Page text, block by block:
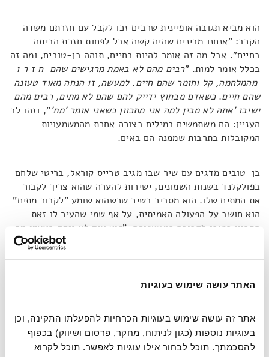
האתר עושה שימוש בעוגיות
הוא מביא תגובה אופיינית שרבים זכו לקבל עם חזרתם משדה
הקרב: "אנחנו מבינים שהיה קשה אבל לפחות חזרת הביתה
בחיים". אבל מה זה אומר להיות בחיים, תוהה בן-טובים, ומה זה
בכלל אומר למות. "רבים מהם לא באמת מרגישים שהם ח ז ר ו
מהמלחמה, קל וחומר שהם חיים. למעשה, זו הנחה מאוד טעונה
שהם חיים.כשאדם מבחוץ ידייק להם שהם לא מתים, רבים מהם
ישיבו 'אתה לא מבין למה אני מתכוון כשאני אומר 'מת'", וזהו לב
העניין: הם משתמשים במילים בצורה אחרת מהמשמעויות
המקובלות בתרבות שממנה הם באים.
בן-טובים מדגים עם שיר שבו מגיב טרייס קוראל, בריטי שלחם
בפולקלנד בשנות השמונים, ישירות להערה שהוא צריך לקבור
את המתים שלו. הוא מסביר בשיר שכשהוא שומע "לקבור מתים"
הוא חושב על הפעולה האמיתית, על אף שמי שהעיר לו זאת
התכוון כמובן לקבורה כמטאפורה. "הוא עוד לא ניסח בעצמו מה
קרה לו ואני מנחש שרק אחרי שהוא כתב את השיר, הרגישות
שאין לו רגל".
האנשים האלו אפוא חוזרים הביתה שונים והם לא מי שהחברים
והמשפחה חושבים שהם – אבל אין להם דרך לנסח את זה. הם
אולי נראים אותו דבר, כמו אדם ששיערו חזר לצמוח אחרי טיפול